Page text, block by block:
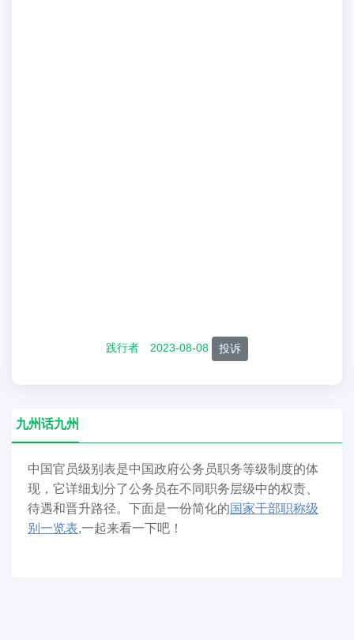
践行者 2023-08-08 投诉
九州话九州
中国官员级别表是中国政府公务员职务等级制度的体
现，它详细划分了公务员在不同职务层级中的权责、
待遇和晋升路径。下面是一份简化的国家干部职称级
别一览表,一起来看一下吧！